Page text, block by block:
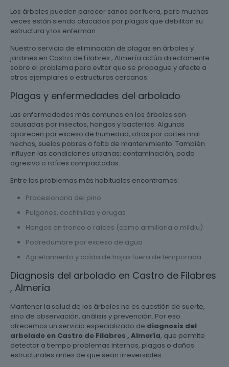
Los árboles pueden parecer sanos por fuera, pero muchas
veces están siendo atacados por plagas que debilitan su
estructura y los enferman.
Nuestro servicio de eliminación de plagas en árboles y
jardines en Castro de Filabres , Almería actúa directamente
sobre el problema para evitar que se propague y afecte a
otros ejemplares o estructuras cercanas.
Plagas y enfermedades del arbolado
Las enfermedades más comunes en los árboles son
causadas por insectos, hongos y bacterias. Algunas
aparecen por exceso de humedad, otras por cortes mal
hechos, suelos pobres o falta de mantenimiento. También
influyen las condiciones urbanas: contaminación, poda
agresiva o raíces compactadas.
Entre los problemas más habituales encontramos:
Procesionaria del pino
Pulgones, cochinillas y orugas
Hongos en tronco o raíces (como armillaria o mildiu)
Podredumbre por exceso de agua
Agrietamiento y caída de hojas fuera de temporada
Diagnosis del arbolado en Castro de Filabres
, Almería
Mantener la salud de los árboles no es cuestión de suerte,
sino de observación, análisis y prevención. Por eso
ofrecemos un servicio especializado de diagnosis del
arbolado en Castro de Filabres , Almería, que permite
detectar a tiempo problemas internos, plagas o daños
estructurales antes de que sean irreversibles.